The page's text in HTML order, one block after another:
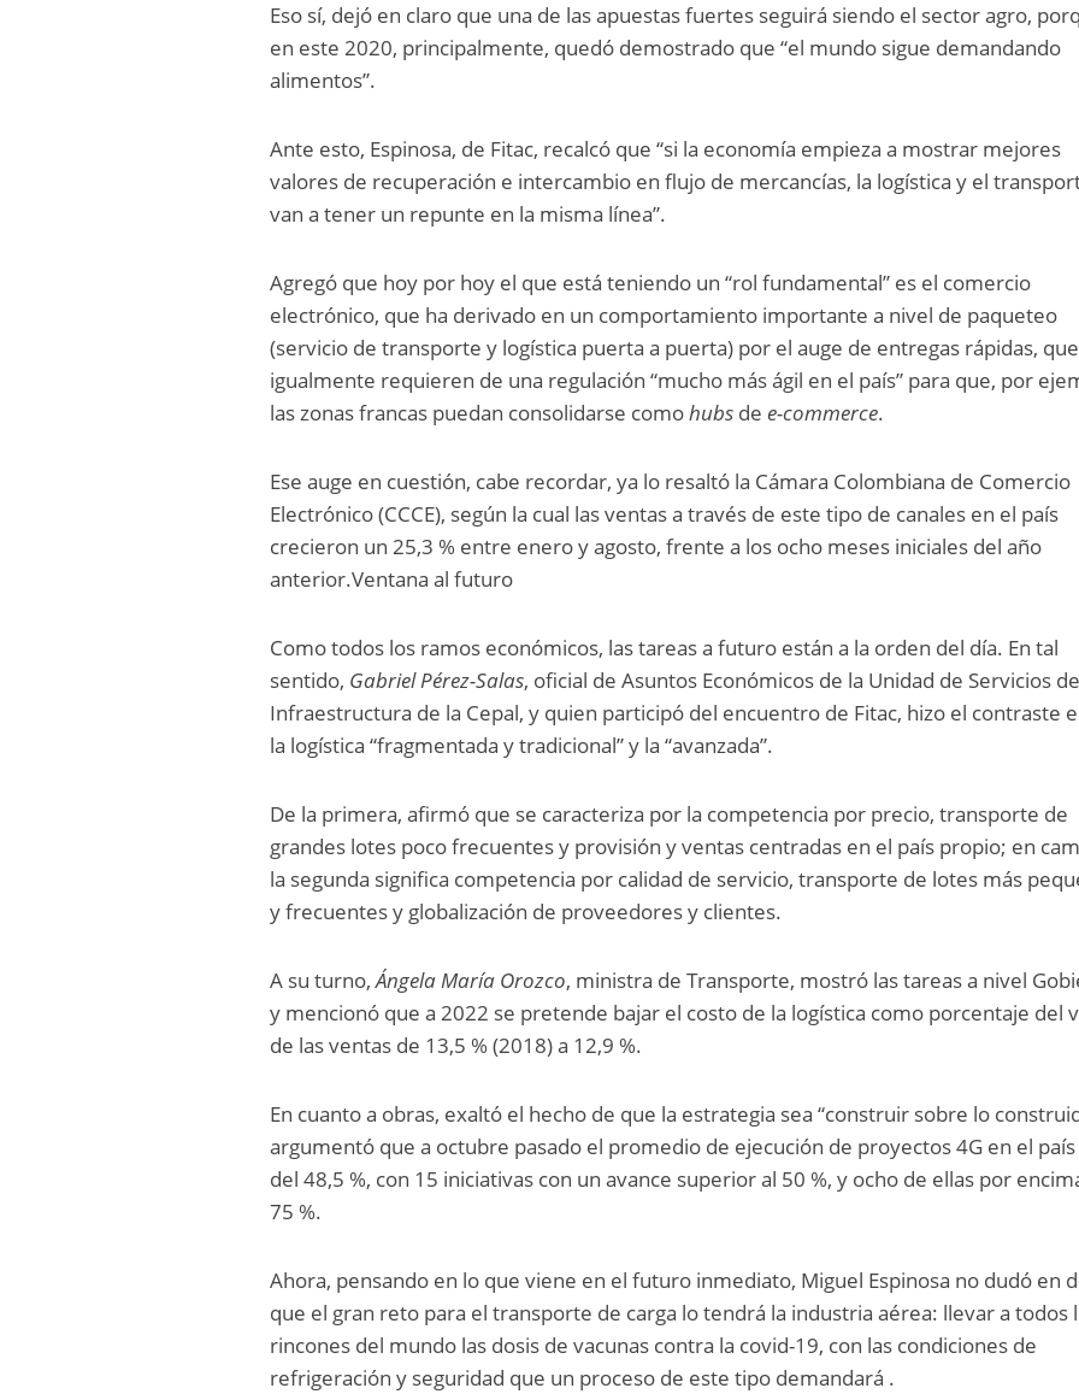
Eso sí, dejó en claro que una de las apuestas fuertes seguirá siendo el sector agro,
en este 2020, principalmente, quedó demostrado que “el mundo sigue demandando
alimentos”.
Ante esto, Espinosa, de Fitac, recalcó que “si la economía empieza a mostrar mejores
valores de recuperación e intercambio en flujo de mercancías, la logística y el
van a tener un repunte en la misma línea”.
Agregó que hoy por hoy el que está teniendo un “rol fundamental” es el comercio
electrónico, que ha derivado en un comportamiento importante a nivel de paqueteo
(servicio de transporte y logística puerta a puerta) por el auge de entregas rápidas, que
igualmente requieren de una regulación “mucho más ágil en el país” para que, por
las zonas francas puedan consolidarse comohubs dee-commerce.
Ese auge en cuestión, cabe recordar, ya lo resaltó la Cámara Colombiana de Comercio
Electrónico (CCCE), según la cual las ventas a través de este tipo de canales en el país
crecieron un 25,3 % entre enero y agosto, frente a los ocho meses iniciales del año
anterior.Ventana al futuro
Como todos los ramos económicos, las tareas a futuro están a la orden del día. En tal
sentido, Gabriel Pérez-Salas, oficial de Asuntos Económicos de la Unidad de Servicios de
Infraestructura de la Cepal, y quien participó del encuentro de Fitac, hizo el contraste
la logística “fragmentada y tradicional” y la “avanzada”.
De la primera, afirmó que se caracteriza por la competencia por precio, transporte de
grandes lotes poco frecuentes y provisión y ventas centradas en el país propio; en
la segunda significa competencia por calidad de servicio, transporte de lotes más
y frecuentes y globalización de proveedores y clientes.
A su turno,Ángela María Orozco, ministra de Transporte, mostró las tareas a nivel
y mencionó que a 2022 se pretende bajar el costo de la logística como porcentaje del
de las ventas de 13,5 % (2018) a 12,9 %.
En cuanto a obras, exaltó el hecho de que la estrategia sea “construir sobre lo
argumentó que a octubre pasado el promedio de ejecución de proyectos 4G en el
del 48,5 %, con 15 iniciativas con un avance superior al 50 %, y ocho de ellas por
75 %.
Ahora, pensando en lo que viene en el futuro inmediato, Miguel Espinosa no dudó en
que el gran reto para el transporte de carga lo tendrá la industria aérea: llevar a todos
rincones del mundo las dosis de vacunas contra la covid-19, con las condiciones de
refrigeración y seguridad que un proceso de este tipo demandará .